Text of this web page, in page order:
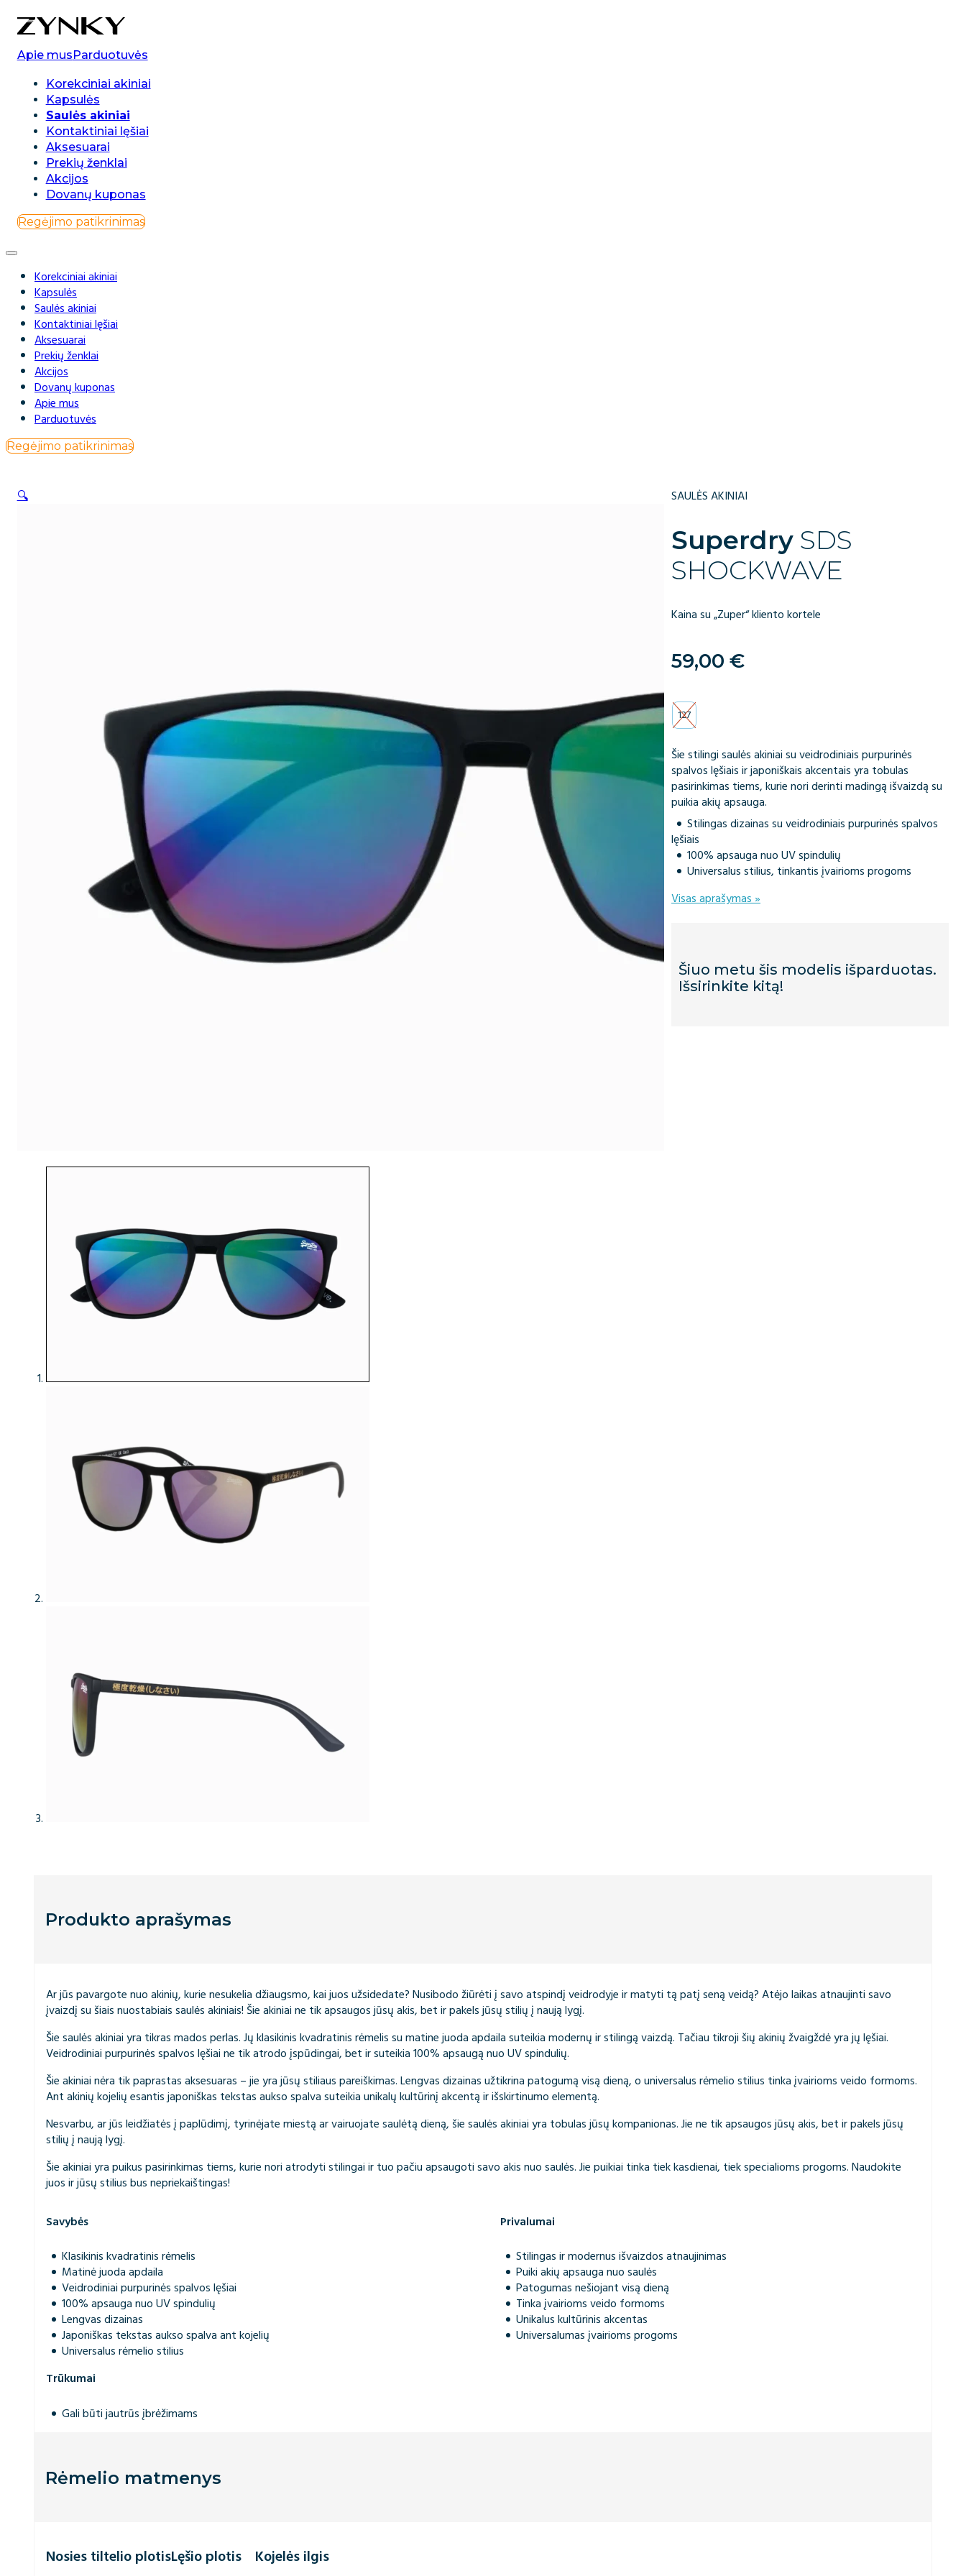
0
Apie mus Parduotuvės
Korekciniai akiniai
Kapsulės
Saulės akiniai
Kontaktiniai lęšiai
Aksesuarai
Prekių ženklai
Akcijos
Dovanų kuponas
Regėjimo patikrinimas
Korekciniai akiniai
Kapsulės
Saulės akiniai
Kontaktiniai lęšiai
Aksesuarai
Prekių ženklai
Akcijos
Dovanų kuponas
Apie mus
Parduotuvės
Regėjimo patikrinimas
🔍 SAULĖS AKINIAI
Superdry SDS
SHOCKWAVE
Kaina su „Zuper“ kliento kortele
59,00€
127
Šie stilingi saulės akiniai su veidrodiniais purpurinės
spalvos lęšiais ir japoniškais akcentais yra tobulas
pasirinkimas tiems, kurie nori derinti madingą išvaizdą su
puikia akių apsauga.
Stilingas dizainas su veidrodiniais purpurinės spalvos
lęšiais
100% apsauga nuo UV spindulių
Universalus stilius, tinkantis įvairioms progoms
Visas aprašymas »
Šiuo metu šis modelis išparduotas.
Išsirinkite kitą!
Produkto aprašymas
Ar jūs pavargote nuo akinių, kurie nesukelia džiaugsmo, kai juos užsidedate? Nusibodo žiūrėti į savo atspindį veidrodyje ir matyti tą patį seną veidą? Atėjo laikas atnaujinti savo
įvaizdį su šiais nuostabiais saulės akiniais! Šie akiniai ne tik apsaugos jūsų akis, bet ir pakels jūsų stilių į naują lygį.
Šie saulės akiniai yra tikras mados perlas. Jų klasikinis kvadratinis rėmelis su matine juoda apdaila suteikia modernų ir stilingą vaizdą. Tačiau tikroji šių akinių žvaigždė yra jų lęšiai.
Veidrodiniai purpurinės spalvos lęšiai ne tik atrodo įspūdingai, bet ir suteikia 100% apsaugą nuo UV spindulių.
Šie akiniai nėra tik paprastas aksesuaras – jie yra jūsų stiliaus pareiškimas. Lengvas dizainas užtikrina patogumą visą dieną, o universalus rėmelio stilius tinka įvairioms veido formoms.
Ant akinių kojelių esantis japoniškas tekstas aukso spalva suteikia unikalų kultūrinį akcentą ir išskirtinumo elementą.
Nesvarbu, ar jūs leidžiatės į paplūdimį, tyrinėjate miestą ar vairuojate saulėtą dieną, šie saulės akiniai yra tobulas jūsų kompanionas. Jie ne tik apsaugos jūsų akis, bet ir pakels jūsų
stilių į naują lygį.
Šie akiniai yra puikus pasirinkimas tiems, kurie nori atrodyti stilingai ir tuo pačiu apsaugoti savo akis nuo saulės. Jie puikiai tinka tiek kasdienai, tiek specialioms progoms. Naudokite
juos ir jūsų stilius bus nepriekaištingas!
Savybės
Klasikinis kvadratinis rėmelis
Matinė juoda apdaila
Veidrodiniai purpurinės spalvos lęšiai
100% apsauga nuo UV spindulių
Lengvas dizainas
Japoniškas tekstas aukso spalva ant kojelių
Universalus rėmelio stilius
Privalumai
Stilingas ir modernus išvaizdos atnaujinimas
Puiki akių apsauga nuo saulės
Patogumas nešiojant visą dieną
Tinka įvairioms veido formoms
Unikalus kultūrinis akcentas
Universalumas įvairioms progoms
Trūkumai
Gali būti jautrūs įbrėžimams
Rėmelio matmenys
Nosies tiltelio plotisLęšio plotis Kojelės ilgis